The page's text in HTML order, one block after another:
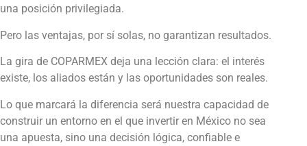
una posición privilegiada.
Pero las ventajas, por sí solas, no garantizan resultados.
La gira de COPARMEX deja una lección clara: el interés
existe, los aliados están y las oportunidades son reales.
Lo que marcará la diferencia será nuestra capacidad de
construir un entorno en el que invertir en México no sea
una apuesta, sino una decisión lógica, confiable e